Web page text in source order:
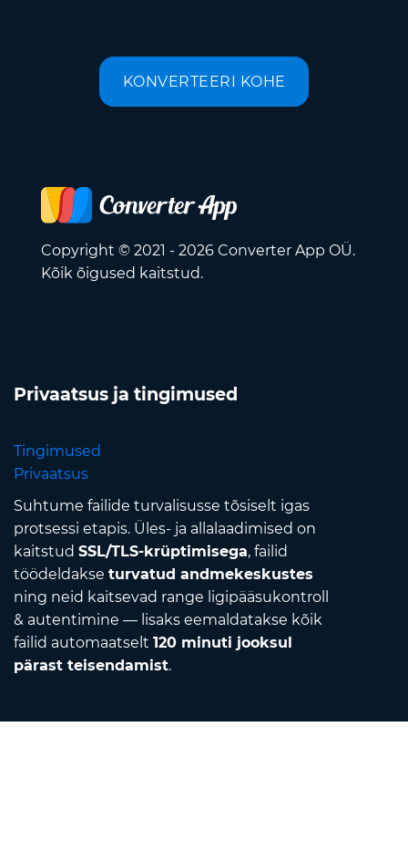
KONVERTEERI KOHE
Copyright © 2021 - 2026 Converter App OÜ.
Kõik õigused kaitstud.
Privaatsus ja tingimused
Tingimused
Privaatsus
Suhtume failide turvalisusse tõsiselt igas
protsessi etapis. Üles- ja allalaadimised on
kaitstud SSL/TLS-krüptimisega, failid
töödeldakse turvatud andmekeskustes
ning neid kaitsevad range ligipääsukontroll
& autentimine — lisaks eemaldatakse kõik
failid automaatselt 120 minuti jooksul
pärast teisendamist.